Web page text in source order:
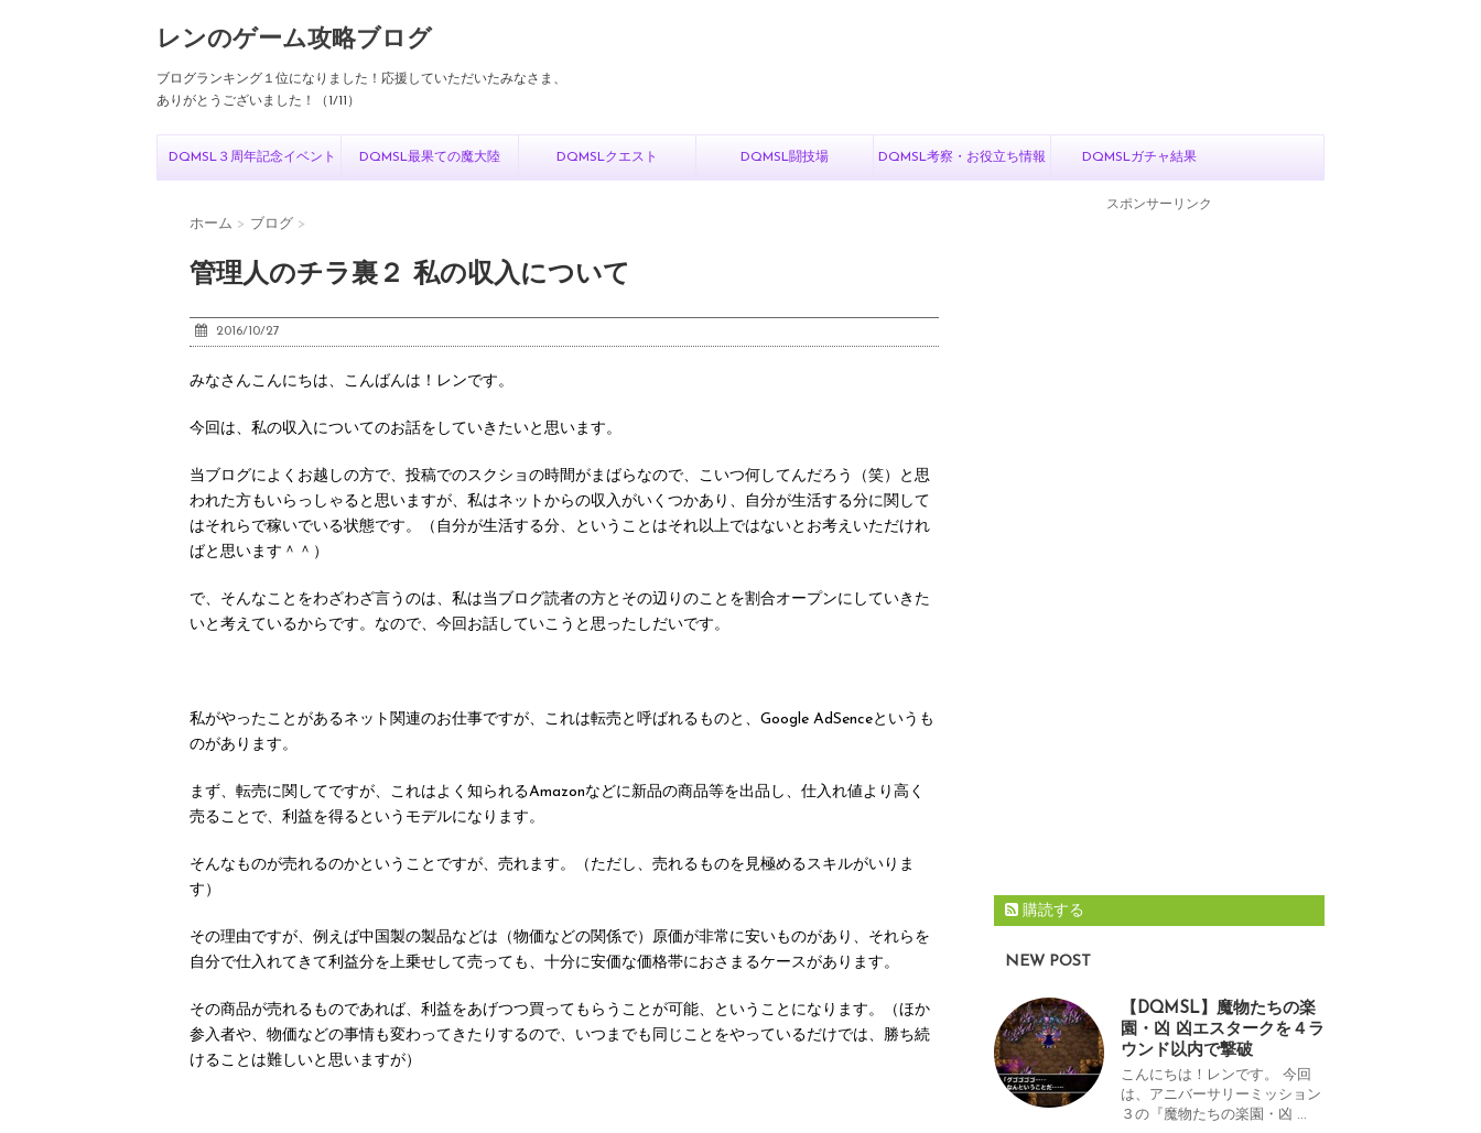
レンのゲーム攻略ブログ
ブログランキング１位になりました！応援していただいたみなさま、
ありがとうございました！（1/11）
DQMSL３周年記念イベント DQMSL最果ての魔大陸 DQMSLクエスト DQMSL闘技場 DQMSL考察・お役立ち情報 DQMSLガチャ結果
ホーム > ブログ >
管理人のチラ裏２ 私の収入について
2016/10/27
みなさんこんにちは、こんばんは！レンです。
今回は、私の収入についてのお話をしていきたいと思います。
当ブログによくお越しの方で、投稿でのスクショの時間がまばらなので、こいつ何してんだろう（笑）と思
われた方もいらっしゃると思いますが、私はネットからの収入がいくつかあり、自分が生活する分に関して
はそれらで稼いでいる状態です。（自分が生活する分、ということはそれ以上ではないとお考えいただけれ
ばと思います＾＾）
で、そんなことをわざわざ言うのは、私は当ブログ読者の方とその辺りのことを割合オープンにしていきた
いと考えているからです。なので、今回お話していこうと思ったしだいです。
私がやったことがあるネット関連のお仕事ですが、これは転売と呼ばれるものと、Google AdSenceというも
のがあります。
まず、転売に関してですが、これはよく知られるAmazonなどに新品の商品等を出品し、仕入れ値より高く
売ることで、利益を得るというモデルになります。
そんなものが売れるのかということですが、売れます。（ただし、売れるものを見極めるスキルがいりま
す）
その理由ですが、例えば中国製の製品などは（物価などの関係で）原価が非常に安いものがあり、それらを
自分で仕入れてきて利益分を上乗せして売っても、十分に安価な価格帯におさまるケースがあります。
その商品が売れるものであれば、利益をあげつつ買ってもらうことが可能、ということになります。（ほか
参入者や、物価などの事情も変わってきたりするので、いつまでも同じことをやっているだけでは、勝ち続
けることは難しいと思いますが）
スポンサーリンク
購読する
NEW POST
【DQMSL】魔物たちの楽
園・凶 凶エスタークを４ラ
ウンド以内で撃破
こんにちは！レンです。 今回
は、アニバーサリーミッション
３の『魔物たちの楽園・凶 ...